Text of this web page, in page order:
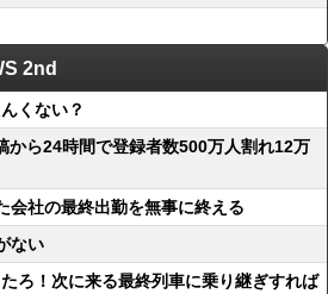
2nd
くない？
から24時間で登録者数500万人割れ12万
会社の最終出勤を無事に終える
ない
ろ！次に来る最終列車に乗り継ぎすれば